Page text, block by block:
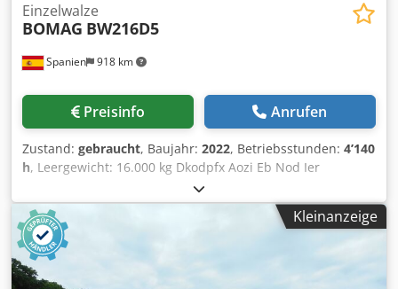
Spanien 918 km
Einzelwalze
BOMAG BW216D5
Preisinfo Anrufen
Zustand: gebraucht, Baujahr: 2022, Betriebsstunden: 4’140
h, Leergewicht: 16.000 kg Dkodpfx Aozi Eb Nod Ier
Abmessungen (L x B x H): 622 x 230 x 299 cm
Kleinanzeige